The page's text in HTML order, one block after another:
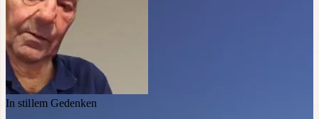
In stillem Gedenken